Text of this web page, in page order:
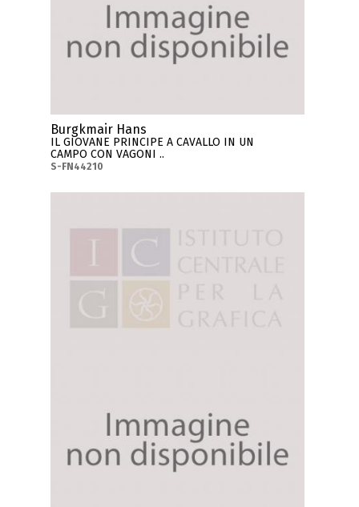
Burgkmair Hans
IL GIOVANE PRINCIPE A CAVALLO IN UN
CAMPO CON VAGONI ..
S-FN44210